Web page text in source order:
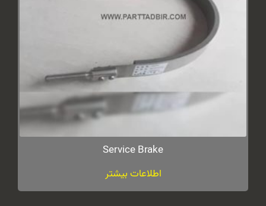
Service Brake
اطلاعات بیشتر